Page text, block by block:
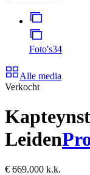
Foto's34
Alle media
Verkocht
Leiden
€ 669.000 k.k.